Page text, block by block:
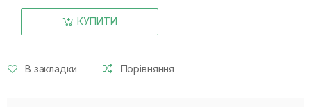
КУПИТИ
В закладки Порівняння